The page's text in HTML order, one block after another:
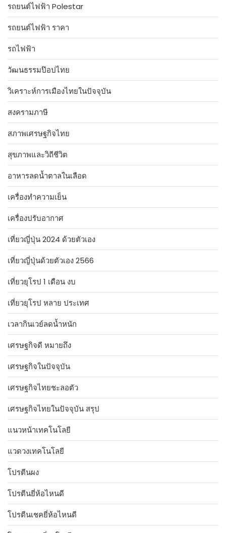
รถยนต์ไฟฟ้า Polestar
รถยนต์ไฟฟ้า ราคา
รถไฟฟ้า
วัฒนธรรมป๊อปไทย
วิเคราะห์การเมืองไทยในปัจจุบัน
สงครามภาษี
สภาพเศรษฐกิจไทย
สุขภาพและวิถีชีวิต
อาหารลดน้ำตาลในเลือด
เครื่องทำความเย็น
เครื่องปรับอากาศ
เที่ยวญี่ปุ่น 2024 ด้วยตัวเอง
เที่ยวญี่ปุ่นด้วยตัวเอง 2566
เที่ยวยุโรป 1 เดือน งบ
เที่ยวยุโรป หลาย ประเทศ
เวลากินเวย์ลดน้ำหนัก
เศรษฐกิจดี หมายถึง
เศรษฐกิจในปัจจุบัน
เศรษฐกิจไทยชะลอตัว
เศรษฐกิจไทยในปัจจุบัน สรุป
แนวหน้าเทคโนโลยี
แวดวงเทคโนโลยี
โปรตีนผง
โปรตีนยี่ห้อไหนดี
โปรตีนเชคยี่ห้อไหนดี